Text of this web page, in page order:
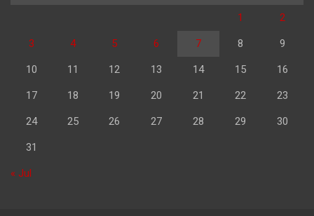
1 2
3 4 5 6 7 8 9
10 11 12 13 14 15 16
17 18 19 20 21 22 23
24 25 26 27 28 29 30
31
« Jul